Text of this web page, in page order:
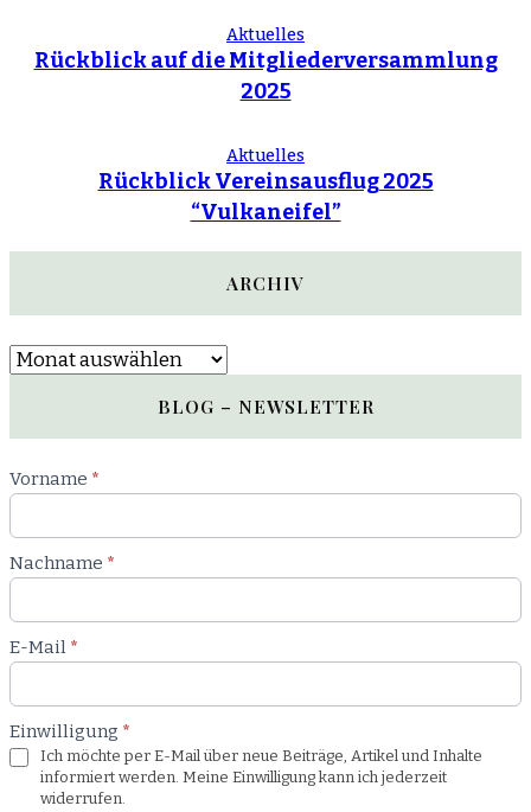
Aktuelles
Rückblick auf die Mitgliederversammlung
2025
Aktuelles
Rückblick Vereinsausflug 2025
“Vulkaneifel”
ARCHIV
Archiv
BLOG – NEWSLETTER
Newsletter
Blog
Vorname *
Nachname *
E-Mail *
Einwilligung *
Ich möchte per E-Mail über neue Beiträge, Artikel und Inhalte
informiert werden. Meine Einwilligung kann ich jederzeit
widerrufen.